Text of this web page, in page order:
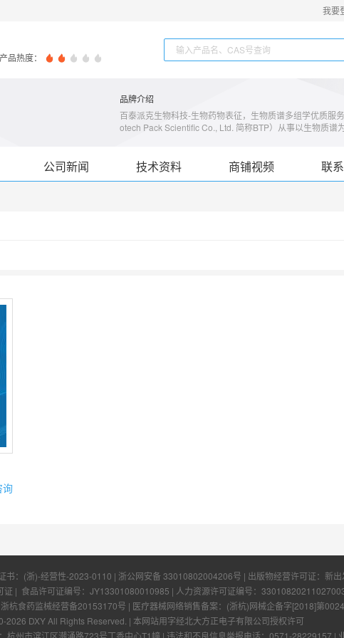
我要
产品热度：
品牌介绍
百泰派克生物科技-生物药物表征，生物质谱多组学优质服
otech Pack Scientific Co., Ltd. 简称BTP）从事以生物质谱
服务； 3.业务范围覆盖蛋白质组学、多肽组学、代谢组学
生信云分析以及多组学生物质谱整合分析等；4.7大质量控
公司新闻 技术资料 商铺视频 联
询
： (浙)-经营性-2023-0110 | 浙公网安备 33010802004206号 | 出版物经营许可证： 新
证 | 食品许可证编号： JY13301080010985 | 人力资源许可证编号：
杭食药监械经营备20153170号 | 医疗器械网络销售备案：(浙杭)网械企备字[2018]第
2026 DXY All Rights Reserved. | 本网站用字经北大方正电子有限公司授权许可
杭州市滨江区潮涌路723号丁香中心T1幢 | 违法和不良信息举报电话：0571-28229157 |